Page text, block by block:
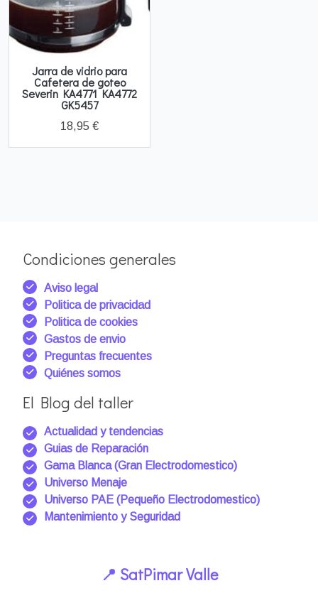
Jarra de vidrio para
Cafetera de goteo
Severin KA4771 KA4772
GK5457
18,95 €
Condiciones generales
Aviso legal
Politica de privacidad
Politica de cookies
Gastos de envio
Preguntas frecuentes
Quiénes somos
El Blog del taller
Actualidad y tendencias
Guias de Reparación
Gama Blanca (Gran Electrodomestico)
Universo Menaje
Universo PAE (Pequeño Electrodomestico)
Mantenimiento y Seguridad
📍 SatPimar Valle